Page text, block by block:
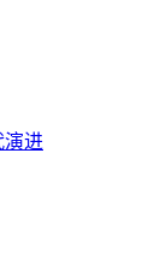
演进